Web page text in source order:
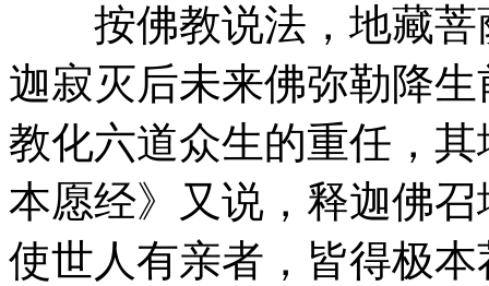
按佛教说法，地藏菩
迦寂灭后未来佛弥勒降
教化六道众生的重任，
本愿经》又说，释迦佛
使世人有亲者，皆得极